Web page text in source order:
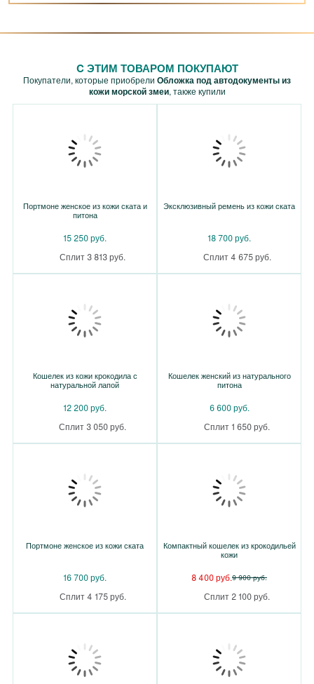
C ЭТИМ ТОВАРОМ ПОКУПАЮТ
Покупатели, которые приобрели Обложка под автодокументы из
кожи морской змеи, также купили
Портмоне женское из кожи ската и
питона
15 250 руб.
Сплит 3 813 руб.
Эксклюзивный ремень из кожи ската
18 700 руб.
Сплит 4 675 руб.
Кошелек из кожи крокодила с
натуральной лапой
12 200 руб.
Сплит 3 050 руб.
Кошелек женский из натурального
питона
6 600 руб.
Сплит 1 650 руб.
Портмоне женское из кожи ската
16 700 руб.
Сплит 4 175 руб.
Компактный кошелек из крокодильей
кожи
8 400 руб.9 900 руб.
Сплит 2 100 руб.